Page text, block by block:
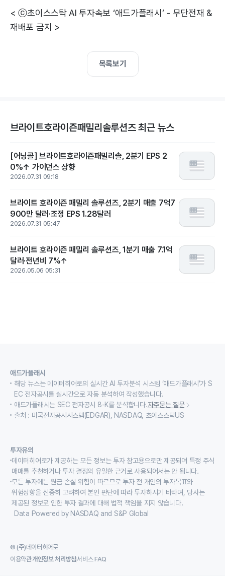
< ⓒ초이스스탁 AI 투자속보 ‘애드가플래시’ - 무단전재 &
재배포 금지 >
목록보기
브라이트호라이즌패밀리솔루션즈 최근 뉴스
[어닝콜] 브라이트호라이즌패밀리솔, 2분기 EPS 2
0%↑ 가이던스 상향
2026.07.31 09:18
브라이트 호라이즌 패밀리 솔루션즈, 2분기 매출 7억7
900만 달러·조정 EPS 1.28달러
2026.07.31 05:47
브라이트 호라이즌 패밀리 솔루션즈, 1분기 매출 7.1억
달러·전년비 7%↑
2026.05.06 05:31
애드가플래시
해당 뉴스는 데이터히어로의 실시간 AI 투자분석 시스템 ‘애드가플래시’가 S
EC 전자공시를 실시간으로 자동 분석하여 작성했습니다.
애드가플래시는 SEC 전자공시 8-K를 분석합니다.자주묻는 질문
출처 : 미국전자공시시스템(EDGAR), NASDAQ, 초이스스탁US
투자유의
데이터히어로가 제공하는 모든 정보는 투자 참고용으로만 제공되며 특정 주식
매매를 추천하거나 투자 결정의 유일한 근거로 사용되어서는 안 됩니다.
모든 투자에는 원금 손실 위험이 따르므로 투자 전 개인의 투자목표와
위험성향을 신중히 고려하여 본인 판단에 따라 투자하시기 바라며, 당사는
제공된 정보로 인한 투자 결과에 대해 법적 책임을 지지 않습니다.
Data Powered by NASDAQ and S&P Global
© (주)데이터히어로
이용약관개인정보 처리방침서비스 FAQ